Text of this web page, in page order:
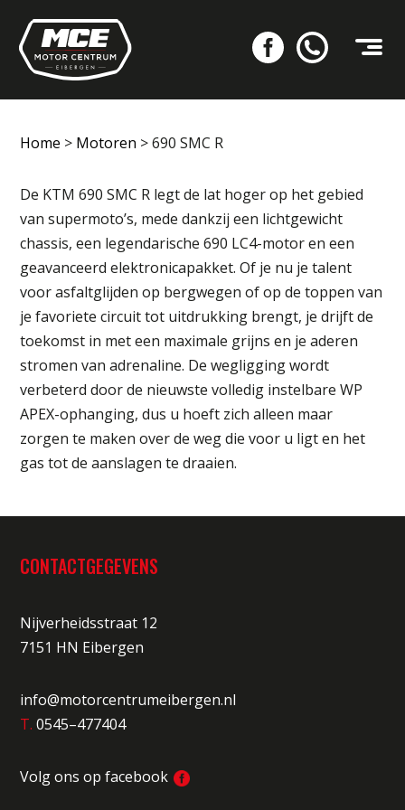
Home > Motoren >690 SMC R
De KTM 690 SMC R legt de lat hoger op het gebied
van supermoto’s, mede dankzij een lichtgewicht
chassis, een legendarische 690 LC4-motor en een
geavanceerd elektronicapakket. Of je nu je talent
voor asfaltglijden op bergwegen of op de toppen van
je favoriete circuit tot uitdrukking brengt, je drijft de
toekomst in met een maximale grijns en je aderen
stromen van adrenaline. De wegligging wordt
verbeterd door de nieuwste volledig instelbare WP
APEX-ophanging, dus u hoeft zich alleen maar
zorgen te maken over de weg die voor u ligt en het
gas tot de aanslagen te draaien.
CONTACTGEGEVENS
Nijverheidsstraat 12
7151 HN Eibergen
info@motorcentrumeibergen.nl
T. 0545–477404
Volg ons op facebook